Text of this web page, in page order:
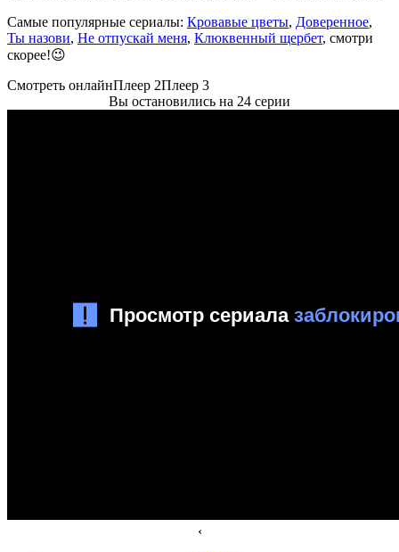
Самые популярные сериалы: Кровавые цветы, Доверенное,
Ты назови, Не отпускай меня, Клюквенный щербет, смотри
скорее!😉
Смотреть онлайнПлеер 2Плеер 3
Вы остановились на 24 серии
‹